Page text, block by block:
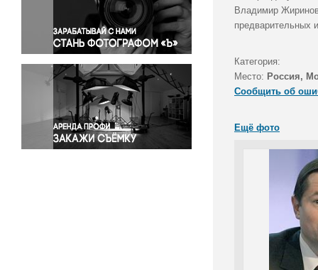
Правосудие
Происшествия и конфликты
Религия
Светская жизнь
Спорт
Экология
Экономика и бизнес
Владимир
предварительных
Категория:
Место: Россия,
Сообщить об
Ещё фото